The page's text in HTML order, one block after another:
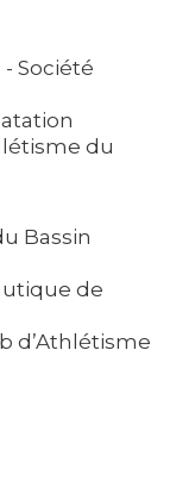
- Société
du
Bassin
de
d’Athlétisme